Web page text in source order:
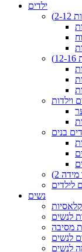
ילדים
וילדות
בנים
2)
לילדים
נשים
לנשים
מסיבה
לנשים
לנשים